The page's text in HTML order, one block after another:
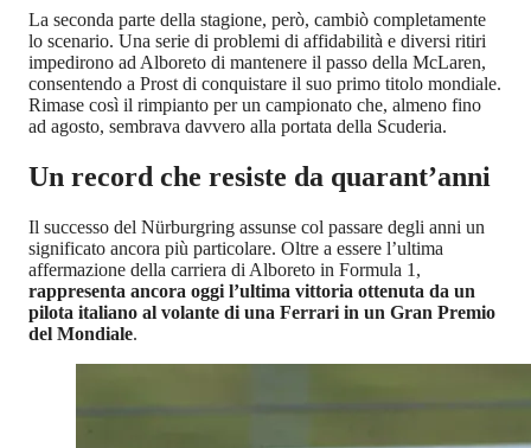
La seconda parte della stagione, però, cambiò completamente
lo scenario. Una serie di problemi di affidabilità e diversi ritiri
impedirono ad Alboreto di mantenere il passo della McLaren,
consentendo a Prost di conquistare il suo primo titolo mondiale.
Rimase così il rimpianto per un campionato che, almeno fino
ad agosto, sembrava davvero alla portata della Scuderia.
Un record che resiste da quarant’anni
Il successo del Nürburgring assunse col passare degli anni un
significato ancora più particolare. Oltre a essere l’ultima
affermazione della carriera di Alboreto in Formula 1,
rappresenta ancora oggi l’ultima vittoria ottenuta da un
pilota italiano al volante di una Ferrari in un Gran Premio
del Mondiale.